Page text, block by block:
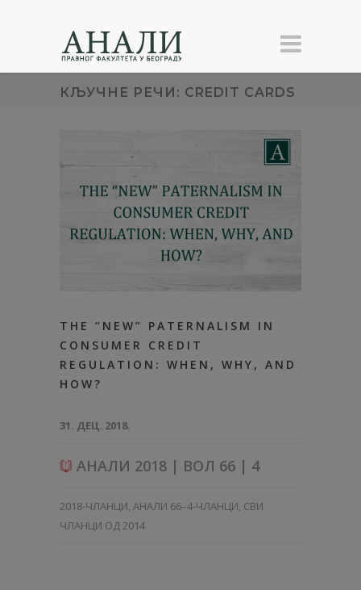
КЉУЧНЕ РЕЧИ: CREDIT CARDS
THE “NEW” PATERNALISM IN
CONSUMER CREDIT
REGULATION: WHEN, WHY, AND
HOW?
31. ДЕЦ. 2018.
АНАЛИ 2018 | ВОЛ 66 | 4
2018-ЧЛАНЦИ, АНАЛИ 66–4-ЧЛАНЦИ, СВИ
ЧЛАНЦИ ОД 2014